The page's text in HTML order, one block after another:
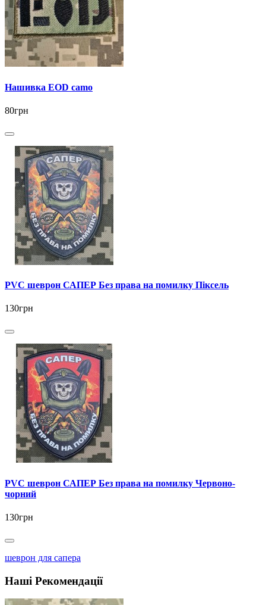
Нашивка EOD camo
80грн
PVC шеврон САПЕР Без права на помилку Піксель
130грн
PVC шеврон САПЕР Без права на помилку Червоно-
чорний
130грн
шеврон для сапера
Наші Рекомендації